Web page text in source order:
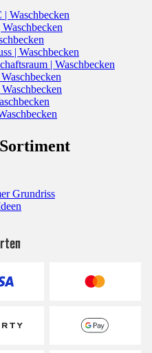
| Waschbecken
| Waschbecken
| Waschbecken
Grundriss